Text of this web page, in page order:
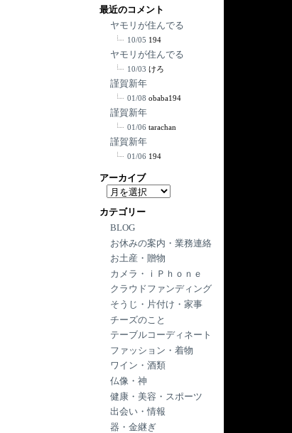
最近のコメント
ヤモリが住んでる
10/05 194
ヤモリが住んでる
10/03 けろ
謹賀新年
01/08 obaba194
謹賀新年
01/06 tarachan
謹賀新年
01/06 194
アーカイブ
ア
カ
イ
ブ
カテゴリー
BLOG
お休みの案内・業務連絡
お土産・贈物
カメラ・ｉＰｈｏｎｅ
クラウドファンディング
そうじ・片付け・家事
チーズのこと
テーブルコーディネート
ファッション・着物
ワイン・酒類
仏像・神
健康・美容・スポーツ
出会い・情報
器・金継ぎ